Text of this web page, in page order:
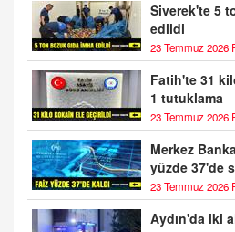
Siverek'te 5
edildi
23 Temmuz 2026
Fatih'te 31
1 tutuklama
23 Temmuz 2026
Merkez
yüzde 37'de
23 Temmuz 2026
Aydın'da iki